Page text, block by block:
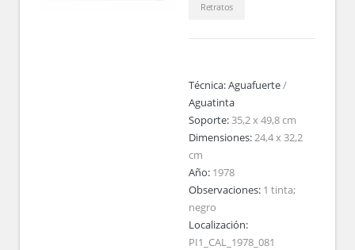
Retratos
Técnica:Aguafuerte/
Aguatinta
Soporte:35,2 x 49,8 cm
Dimensiones:24,4 x 32,2
cm
Año: 1978
Observaciones: 1 tinta;
negro
Localización:
PI1_CAL_1978_081